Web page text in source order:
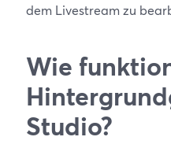
dem Livestream zu
Wie
Studio?